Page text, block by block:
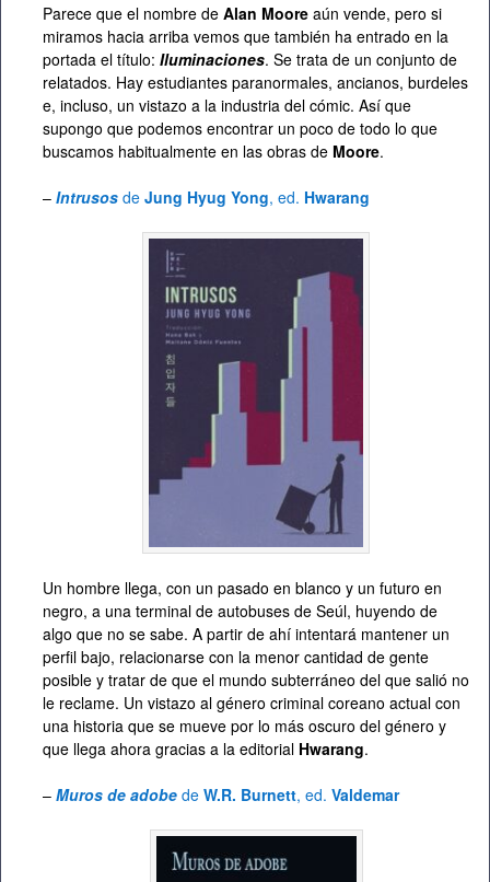
Parece que el nombre de Alan Moore aún vende, pero si
miramos hacia arriba vemos que también ha entrado en la
portada el título: Iluminaciones. Se trata de un conjunto de
relatados. Hay estudiantes paranormales, ancianos, burdeles
e, incluso, un vistazo a la industria del cómic. Así que
supongo que podemos encontrar un poco de todo lo que
buscamos habitualmente en las obras de Moore.
– Intrusos de Jung Hyug Yong, ed. Hwarang
Un hombre llega, con un pasado en blanco y un futuro en
negro, a una terminal de autobuses de Seúl, huyendo de
algo que no se sabe. A partir de ahí intentará mantener un
perfil bajo, relacionarse con la menor cantidad de gente
posible y tratar de que el mundo subterráneo del que salió no
le reclame. Un vistazo al género criminal coreano actual con
una historia que se mueve por lo más oscuro del género y
que llega ahora gracias a la editorial Hwarang.
– Muros de adobe de W.R. Burnett, ed. Valdemar